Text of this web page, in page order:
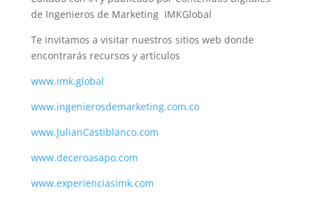
de Ingenieros de Marketing IMKGlobal
Te invitamos a visitar nuestros sitios web donde
encontrarás recursos y artículos
www.imk.global
www.ingenierosdemarketing.com.co
www.JulianCastiblanco.com
www.deceroasapo.com
www.experienciasimk.com